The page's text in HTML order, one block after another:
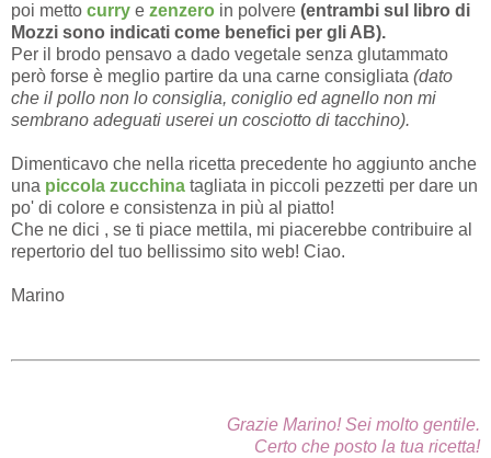
poi metto curry e zenzero in polvere (entrambi sul libro di
Mozzi sono indicati come benefici per gli AB).
Per il brodo pensavo a dado vegetale senza glutammato
però forse è meglio partire da una carne consigliata (dato
che il pollo non lo consiglia, coniglio ed agnello non mi
sembrano adeguati userei un cosciotto di tacchino).
Dimenticavo che nella ricetta precedente ho aggiunto anche
una piccola zucchina tagliata in piccoli pezzetti per dare un
po' di colore e consistenza in più al piatto!
Che ne dici , se ti piace mettila, mi piacerebbe contribuire al
repertorio del tuo bellissimo sito web! Ciao.
Marino
Grazie Marino! Sei molto gentile.
Certo che posto la tua ricetta!